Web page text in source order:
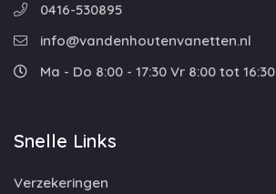
0416-530895
info@vandenhoutenvanetten.nl
Ma - Do 8:00 - 17:30 Vr 8:00 tot 16:30
Snelle Links
Verzekeringen